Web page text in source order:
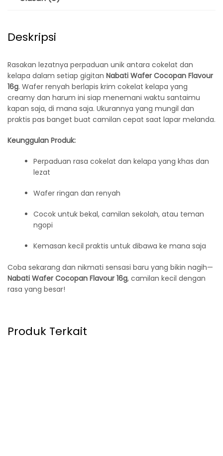
Deskripsi
Rasakan lezatnya perpaduan unik antara cokelat dan
kelapa dalam setiap gigitan Nabati Wafer Cocopan Flavour
16g. Wafer renyah berlapis krim cokelat kelapa yang
creamy dan harum ini siap menemani waktu santaimu
kapan saja, di mana saja. Ukurannya yang mungil dan
praktis pas banget buat camilan cepat saat lapar melanda.
Keunggulan Produk:
Perpaduan rasa cokelat dan kelapa yang khas dan
lezat
Wafer ringan dan renyah
Cocok untuk bekal, camilan sekolah, atau teman
ngopi
Kemasan kecil praktis untuk dibawa ke mana saja
Coba sekarang dan nikmati sensasi baru yang bikin nagih—
Nabati Wafer Cocopan Flavour 16g, camilan kecil dengan
rasa yang besar!
Produk Terkait